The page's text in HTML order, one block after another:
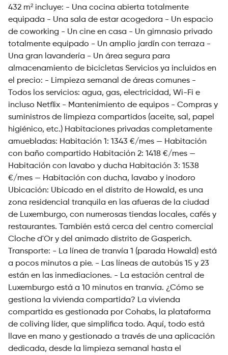
432 m² incluye: - Una cocina abierta totalmente
equipada - Una sala de estar acogedora - Un espacio
de coworking - Un cine en casa - Un gimnasio privado
totalmente equipado - Un amplio jardín con terraza -
Una gran lavandería - Un área segura para
almacenamiento de bicicletas Servicios ya incluidos en
el precio: - Limpieza semanal de áreas comunes -
Todos los servicios: agua, gas, electricidad, Wi-Fi e
incluso Netflix - Mantenimiento de equipos - Compras y
suministros de limpieza compartidos (aceite, sal, papel
higiénico, etc.) Habitaciones privadas completamente
amuebladas: Habitación 1: 1343 €/mes — Habitación
con baño compartido Habitación 2: 1418 €/mes —
Habitación con lavabo y ducha Habitación 3: 1538
€/mes — Habitación con ducha, lavabo y inodoro
Ubicación: Ubicado en el distrito de Howald, es una
zona residencial tranquila en las afueras de la ciudad
de Luxemburgo, con numerosas tiendas locales, cafés y
restaurantes. También está cerca del centro comercial
Cloche d'Or y del animado distrito de Gasperich.
Transporte: - La línea de tranvía 1 (parada Howald) está
a pocos minutos a pie. - Las líneas de autobús 15 y 23
están en las inmediaciones. - La estación central de
Luxemburgo está a 10 minutos en tranvía. ¿Cómo se
gestiona la vivienda compartida? La vivienda
compartida es gestionada por Cohabs, la plataforma
de coliving líder, que simplifica todo. Aquí, todo está
llave en mano y gestionado a través de una aplicación
dedicada, desde la limpieza semanal hasta el